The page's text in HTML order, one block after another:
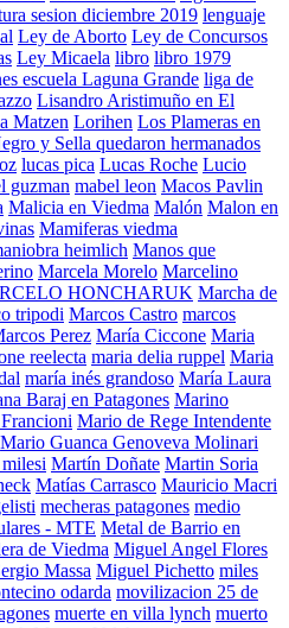
sesion diciembre 2019 lenguaje
Ley de Aborto Ley de Concursos
Ley Micaela libro libro 1979
escuela Laguna Grande liga de
Lisandro Aristimuño en El
Matzen Lorihen Los Plameras en
y Sella quedaron hermanados
lucas pica Lucas Roche Lucio
guzman mabel leon Macos Pavlin
Malicia en Viedma Malón Malon en
Mamiferas viedma
heimlich Manos que
Marcela Morelo Marcelino
HONCHARUK Marcha de
tripodi Marcos Castro marcos
Perez María Ciccone Maria
reelecta maria delia ruppel Maria
maría inés grandoso María Laura
Baraj en Patagones Marino
Mario de Rege Intendente
Mario Guanca Genoveva Molinari
Martín Doñate Martin Soria
Matías Carrasco Mauricio Macri
mecheras patagones medio
- MTE Metal de Barrio en
de Viedma Miguel Angel Flores
Massa Miguel Pichetto miles
odarda movilizacion 25 de
muerte en villa lynch muerto